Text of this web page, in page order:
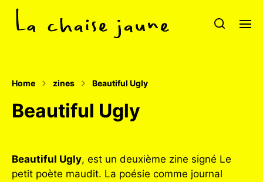
Home zines Beautiful Ugly
Beautiful Ugly
Beautiful Ugly, est un deuxième zine signé Le
petit poète maudit. La poésie comme journal